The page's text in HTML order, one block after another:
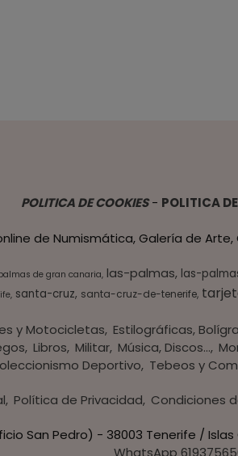
POLITICA DE COOKIES- POLITICA
de Numismática, Galería de
de gran canaria las-palmas las-
santa-cruz santa-cruz-de-tenerife
y Motocicletas Estilográficas,
Libros Militar Música, Discos...
Deportivo Tebeos y
Política de Privacidad Condiciones
San Pedro) - 38003 Tenerife /
WhatsApp